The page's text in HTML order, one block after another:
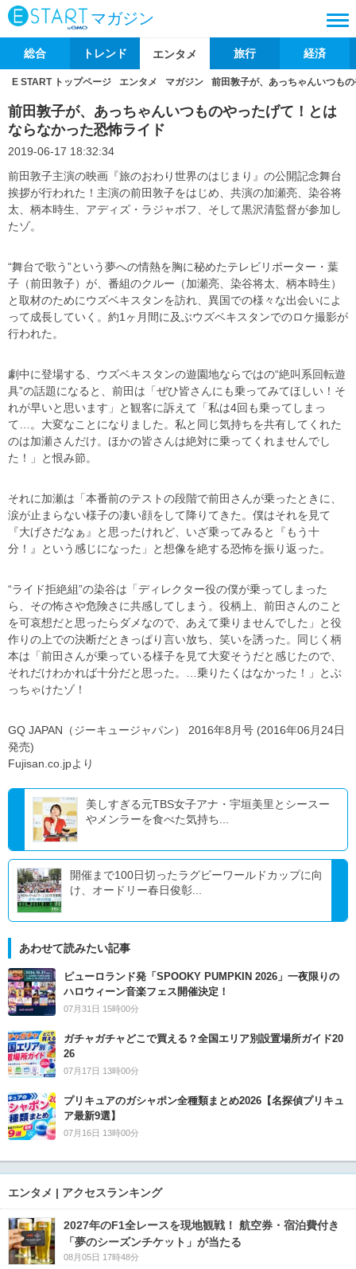
マガジン
総合 トレンド エンタメ 旅行 経済
E START トップページ エンタメ マガジン 前田敦子が、あっちゃんいつも
前田敦子が、あっちゃんいつものやったげて！とは
ならなかった恐怖ライド
2019-06-17 18:32:34
前田敦子主演の映画『旅のおわり世界のはじまり』の公開記念舞台
挨拶が行われた！主演の前田敦子をはじめ、共演の加瀬亮、染谷将
太、柄本時生、アディズ・ラジャボフ、そして黒沢清監督が参加し
たゾ。
“舞台で歌う”という夢への情熱を胸に秘めたテレビリポーター・葉
子（前田敦子）が、番組のクルー（加瀬亮、染谷将太、柄本時生）
と取材のためにウズベキスタンを訪れ、異国での様々な出会いによ
って成長していく。約1ヶ月間に及ぶウズベキスタンでのロケ撮影が
行われた。
劇中に登場する、ウズベキスタンの遊園地ならではの“絶叫系回転遊
具”の話題になると、前田は「ぜひ皆さんにも乗ってみてほしい！そ
れが早いと思います」と観客に訴えて「私は4回も乗ってしまっ
て…。大変なことになりました。私と同じ気持ちを共有してくれた
のは加瀬さんだけ。ほかの皆さんは絶対に乗ってくれませんでし
た！」と恨み節。
それに加瀬は「本番前のテストの段階で前田さんが乗ったときに、
涙が止まらない様子の凄い顔をして降りてきた。僕はそれを見て
『大げさだなぁ』と思ったけれど、いざ乗ってみると『もう十
分！』という感じになった」と想像を絶する恐怖を振り返った。
“ライド拒絶組”の染谷は「ディレクター役の僕が乗ってしまった
ら、その怖さや危険さに共感してしまう。役柄上、前田さんのこと
を可哀想だと思ったらダメなので、あえて乗りませんでした」と役
作りの上での決断だときっぱり言い放ち、笑いを誘った。同じく柄
本は「前田さんが乗っている様子を見て大変そうだと感じたので、
それだけわかれば十分だと思った。…乗りたくはなかった！」とぶ
っちゃけたゾ！
GQ JAPAN（ジーキュージャパン） 2016年8月号 (2016年06月24日
発売)
Fujisan.co.jpより
美しすぎる元TBS女子アナ・宇垣美里とシースー
やメンラーを食べた気持ち...
開催まで100日切ったラグビーワールドカップに向
け、オードリー春日俊彰...
あわせて読みたい記事
ピューロランド発「SPOOKY PUMPKIN 2026」一夜限りの
ハロウィーン音楽フェス開催決定！
07月31日 15時00分
ガチャガチャどこで買える？全国エリア別設置場所ガイド20
26
07月17日 13時00分
プリキュアのガシャポン全種類まとめ2026【名探偵プリキュ
ア最新9選】
07月16日 13時00分
エンタメ | アクセスランキング
2027年のF1全レースを現地観戦！ 航空券・宿泊費付き
「夢のシーズンチケット」が当たる
08月05日 17時48分